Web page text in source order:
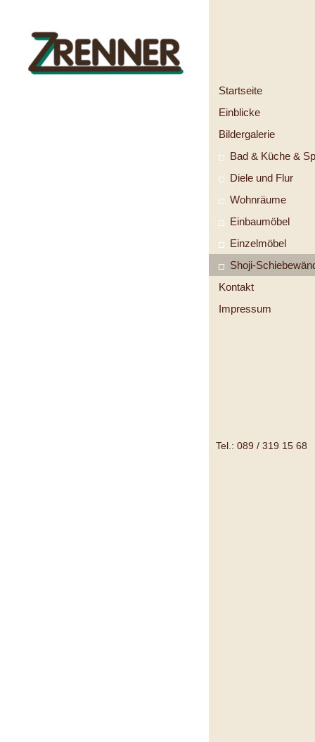
Startseite
Einblicke
Bildergalerie
Bad & Küche &
Diele und Flur
Wohnräume
Einbaumöbel
Einzelmöbel
Shoji-
Kontakt
Impressum
Tel.: 089 / 319 15 68